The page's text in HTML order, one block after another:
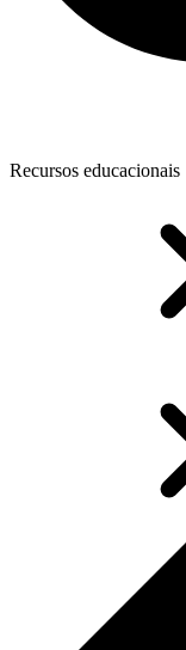
Recursos educacionais